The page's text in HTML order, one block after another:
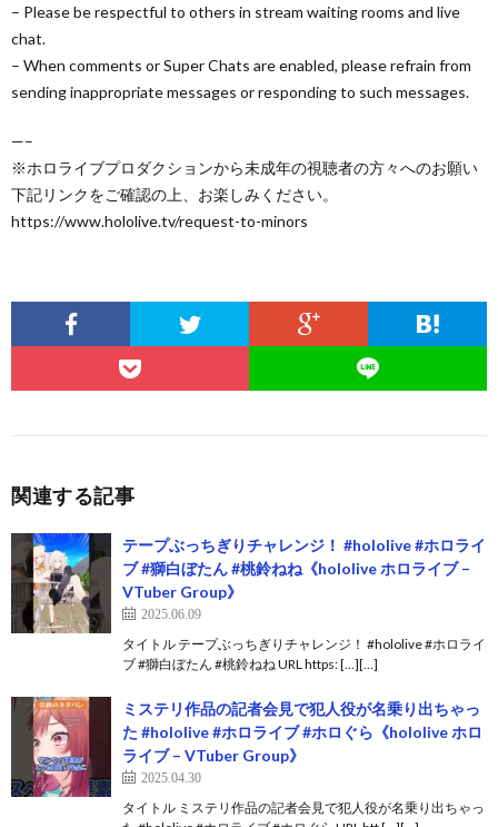
– Please be respectful to others in stream waiting rooms and live
chat.
– When comments or Super Chats are enabled, please refrain from
sending inappropriate messages or responding to such messages.
—–
※ホロライブプロダクションから未成年の視聴者の方々へのお願い
下記リンクをご確認の上、お楽しみください。
https://www.hololive.tv/request-to-minors
関連する記事
テープぶっちぎりチャレンジ！ #hololive #ホロライ
ブ #獅白ぼたん #桃鈴ねね《hololive ホロライブ –
VTuber Group》
2025.06.09
タイトル テープぶっちぎりチャレンジ！ #hololive #ホロライ
ブ #獅白ぼたん #桃鈴ねね URL https: […][…]
ミステリ作品の記者会見で犯人役が名乗り出ちゃっ
た #hololive #ホロライブ #ホロぐら《hololive ホロ
ライブ – VTuber Group》
2025.04.30
タイトル ミステリ作品の記者会見で犯人役が名乗り出ちゃっ